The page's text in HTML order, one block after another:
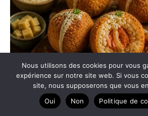
Nous utilisons des cookies pour vous
expérience sur notre site web. Si vous
site, nous supposerons que vous
Oui
Non Politique de